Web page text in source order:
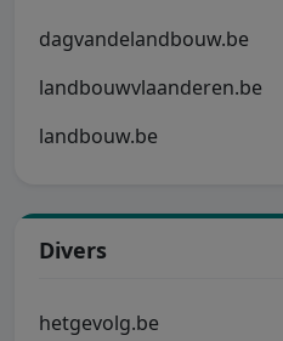
dagvandelandbouw.be
landbouwvlaanderen.be
landbouw.be
Divers
hetgevolg.be